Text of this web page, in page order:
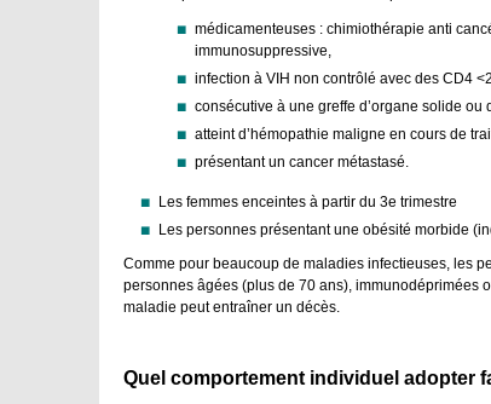
médicamenteuses : chimiothérapie anti
immunosuppressive,
infection à VIH non contrôlé avec des CD4
consécutive à une greffe d’organe solide
atteint d’hémopathie maligne en cours de
présentant un cancer métastasé.
Les femmes enceintes à partir du 3e trimestre
Les personnes présentant une obésité morbide
Comme pour beaucoup de maladies infectieuses, les
personnes âgées (plus de 70 ans), immunodéprimées
maladie peut entraîner un décès.
Quel comportement individuel adopter